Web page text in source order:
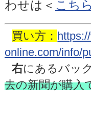
わせは ＜ こち
買い方：
online.com/info/
右にあるバッ
去の新聞が購入